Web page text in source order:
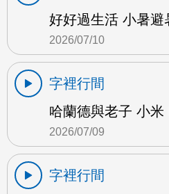
好好過生活 小暑避
2026/07/10
字裡行間
哈蘭德與老子 小米
2026/07/09
字裡行間